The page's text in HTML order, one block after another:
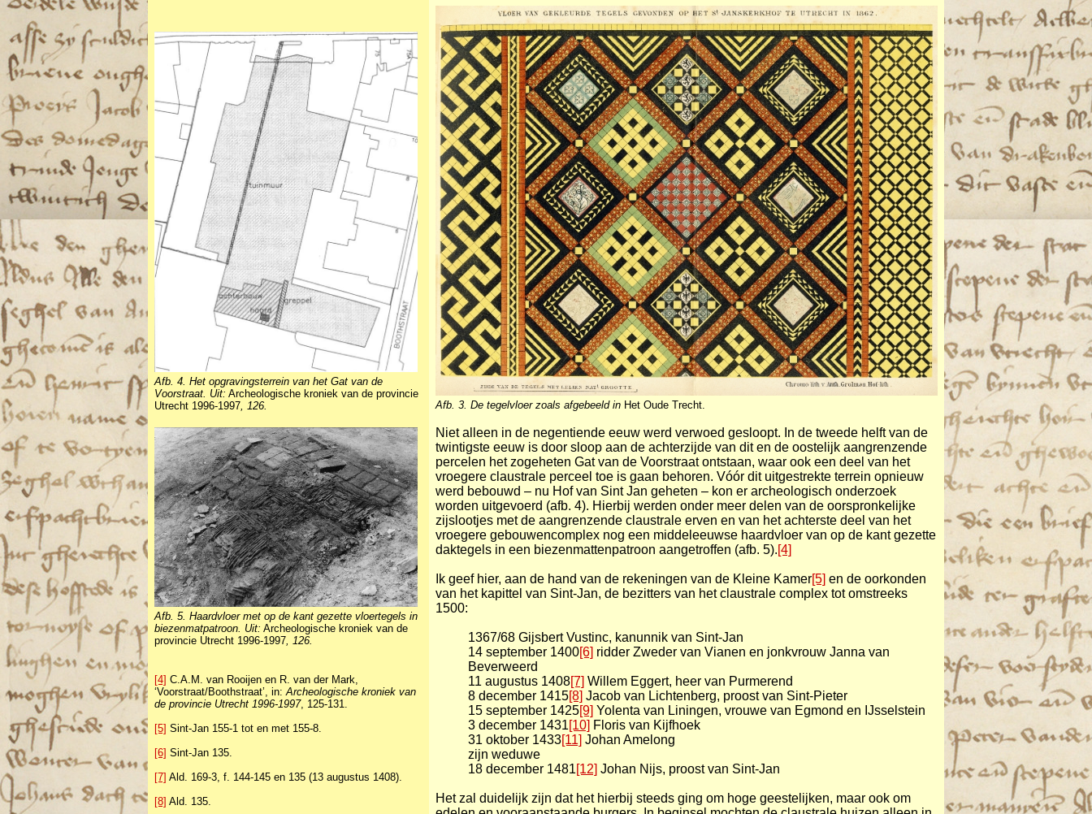
Afb. 4. Het opgravingsterrein van het Gat van de
Voorstraat. Uit: Archeologische kroniek van de provincie
Utrecht 1996-1997, 126.
Afb. 5. Haardvloer met op de kant gezette vloertegels in
biezenmatpatroon. Uit: Archeologische kroniek van de
provincie Utrecht 1996-1997, 126.
[4] C.A.M. van Rooijen en R. van der Mark,
‘Voorstraat/Boothstraat’, in:Archeologische kroniek van
de provincie Utrecht 1996-1997, 125-131.
[5] Sint-Jan 155-1 tot en met 155-8.
[6] Sint-Jan 135.
[7] Ald. 169-3, f. 144-145 en 135 (13 augustus 1408).
[8] Ald. 135.
Afb. 3. De tegelvloer zoals afgebeeld in Het Oude Trecht.
Niet alleen in de negentiende eeuw werd verwoed gesloopt. In de tweede helft van de
twintigste eeuw is door sloop aan de achterzijde van dit en de oostelijk aangrenzende
percelen het zogeheten Gat van de Voorstraat ontstaan, waar ook een deel van het
vroegere claustrale perceel toe is gaan behoren. Vóór dit uitgestrekte terrein opnieuw
werd bebouwd – nu Hof van Sint Jan geheten – kon er archeologisch onderzoek
worden uitgevoerd (afb. 4). Hierbij werden onder meer delen van de oorspronkelijke
zijslootjes met de aangrenzende claustrale erven en van het achterste deel van het
vroegere gebouwencomplex nog een middeleeuwse haardvloer van op de kant gezette
daktegels in een biezenmattenpatroon aangetroffen (afb. 5).[4]
Ik geef hier, aan de hand van de rekeningen van de Kleine Kamer[5] en de oorkonden
van het kapittel van Sint-Jan, de bezitters van het claustrale complex tot omstreeks
1500:
1367/68 Gijsbert Vustinc, kanunnik van Sint-Jan
14 september 1400[6] ridder Zweder van Vianen en jonkvrouw Janna van
Beverweerd
11 augustus 1408[7] Willem Eggert, heer van Purmerend
8 december 1415[8] Jacob van Lichtenberg, proost van Sint-Pieter
15 september 1425[9] Yolenta van Liningen, vrouwe van Egmond en IJsselstein
3 december 1431[10] Floris van Kijfhoek
31 oktober 1433[11] Johan Amelong
zijn weduwe
18 december 1481[12] Johan Nijs, proost van Sint-Jan
Het zal duidelijk zijn dat het hierbij steeds ging om hoge geestelijken, maar ook om